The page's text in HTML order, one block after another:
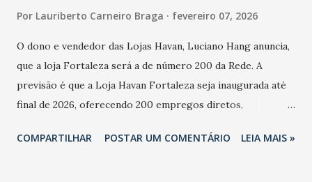
Por Lauriberto Carneiro Braga fevereiro 07, 2026
O dono e vendedor das Lojas Havan, Luciano Hang anuncia,
que a loja Fortaleza será a de número 200 da Rede. A
previsão é que a Loja Havan Fortaleza seja inaugurada até
final de 2026, oferecendo 200 empregos diretos,
Havan Fortaleza ainda não foi anunciada oficialmente, mas
COMPARTILHAR POSTAR UM COMENTÁRIO LEIA MAIS »